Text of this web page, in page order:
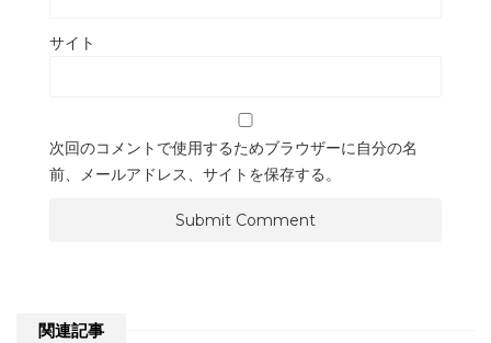
サイト
次回のコメントで使用するためブラウザーに自分の名
前、メールアドレス、サイトを保存する。
関連記事